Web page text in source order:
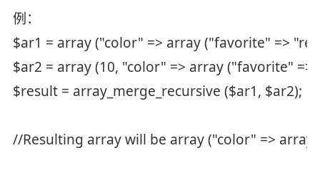
例：
$ar1 = array ("color" => array ("favorite" =>
$ar2 = array (10, "color" => array ("favorite"
$result = array_merge_recursive ($ar1, $ar2);
//Resulting array will be array ("color" =>